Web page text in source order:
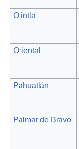
Olintla
Oriental
Pahuatlán
Palmar de Bravo